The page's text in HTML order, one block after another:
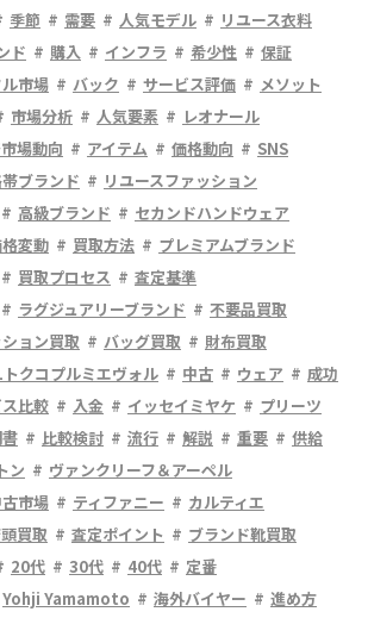
季節 需要 人気モデル
リユース衣料
ド 購入 インフラ 希少性
保証
市場 バック サービス評価
メソット
市場分析 人気要素
レオナール
場動向 アイテム 価格動向
SNS
ブランド
リユースファッション
高級ブランド
セカンドハンドウェア
変動 買取方法
プレミアムブランド
買取プロセス
査定基準
ラグジュアリーブランド
不要品買取
ョン買取 バッグ買取
財布買取
クコプルミエヴォル
中古 ウェア
成功
比較 入金 イッセイミヤケ
プリーツ
比較検討 流行 解説 重要
供給
ン
ヴァンクリーフ＆アーペル
市場 ティファニー
カルティエ
買取 査定ポイント
ブランド靴買取
20代 30代 40代
定番
Yohji Yamamoto 海外バイヤー
進め方